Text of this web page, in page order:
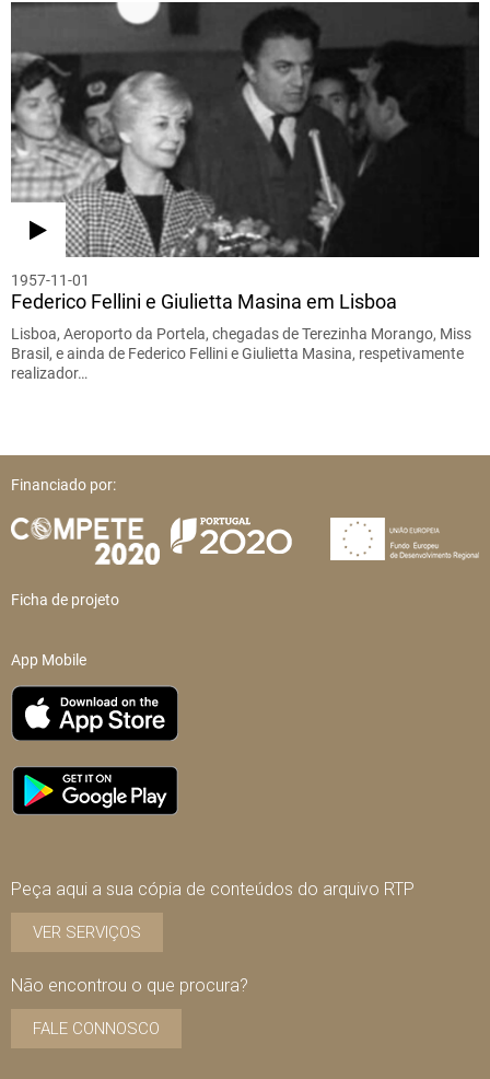
1957-11-01
Federico Fellini e Giulietta Masina em Lisboa
Lisboa, Aeroporto da Portela, chegadas de Terezinha Morango, Miss
Brasil, e ainda de Federico Fellini e Giulietta Masina, respetivamente
realizador…
Financiado por:
Ficha de projeto
App Mobile
Peça aqui a sua cópia de conteúdos do arquivo RTP
VER SERVIÇOS
Não encontrou o que procura?
FALE CONNOSCO